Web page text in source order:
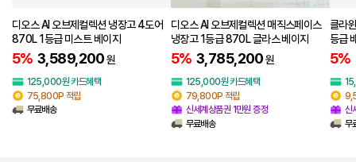
디오스 AI 오브제컬렉션 냉장고 4도어
870L 1등급 미스트 베이지
5% 3,589,200원
125,000원 카드혜택
75,800P 적립
무료배송
디오스 AI 오브제컬렉션 매직스페이스
냉장고 1등급 870L 글라스 베이지
5% 3,785,200원
125,000원 카드혜택
79,800P 적립
신세계상품권 1만원 증정
무료배송
클라
등급
5%
신
무